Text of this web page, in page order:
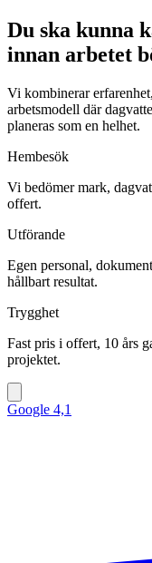
Du ska kunna
innan arbetet
Vi kombinerar
arbetsmodell där
planeras som en helhet.
Hembesök
Vi bedömer mark,
offert.
Utförande
Egen personal,
hållbart resultat.
Trygghet
Fast pris i offert, 10 års
projektet.
Google 4,1